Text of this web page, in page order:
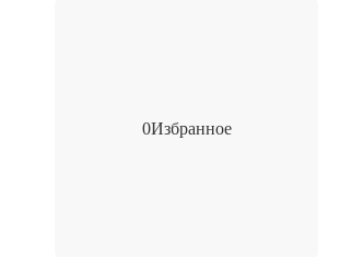
0Избранное